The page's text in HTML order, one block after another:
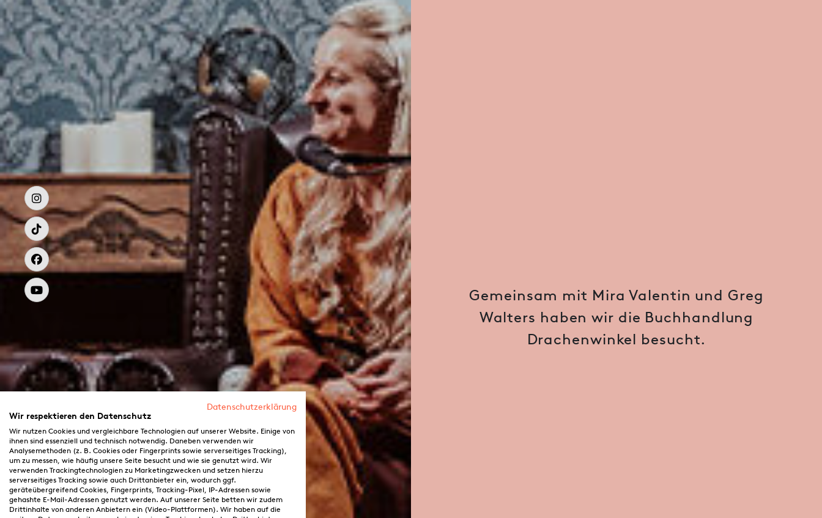
Gemeinsam mit Mira Valentin und Greg
Walters haben wir die Buchhandlung
Drachenwinkel besucht.
Datenschutzerklärung
Wir respektieren den Datenschutz
Wir nutzen Cookies und vergleichbare Technologien auf unserer Website. Einige von
ihnen sind essenziell und technisch notwendig. Daneben verwenden wir
Analysemethoden (z. B. Cookies oder Fingerprints sowie serverseitiges Tracking),
um zu messen, wie häufig unsere Seite besucht und wie sie genutzt wird. Wir
verwenden Trackingtechnologien zu Marketingzwecken und setzen hierzu
serverseitiges Tracking sowie auch Drittanbieter ein, wodurch ggf.
geräteübergreifend Cookies, Fingerprints, Tracking-Pixel, IP-Adressen sowie
gehashte E-Mail-Adressen genutzt werden. Auf unserer Seite betten wir zudem
Drittinhalte von anderen Anbietern ein (Video-Plattformen). Wir haben auf die